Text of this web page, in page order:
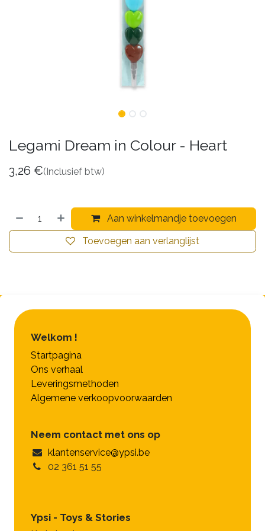
Legami Dream in Colour - Heart
3,26 €(Inclusief btw)
Aan winkelmandje toevoegen
Toevoegen aan verlanglijst
Welkom !
Startpagina
Ons verhaal
Leveringsmethoden
Algemene verkoopvoorwaarden
Neem contact met ons op
klantenservice@ypsi.be
02 361 51 55
Ypsi - Toys & Stories